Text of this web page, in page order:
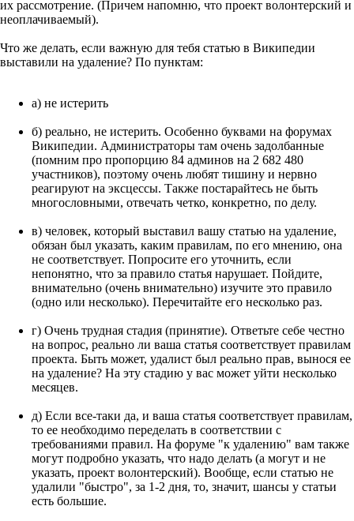
их рассмотрение. (Причем напомню, что проект волонтерский и
неоплачиваемый).
Что же делать, если важную для тебя статью в Википедии
выставили на удаление? По пунктам:
а) не истерить
б) реально, не истерить. Особенно буквами на форумах
Википедии. Администраторы там очень задолбанные
(помним про пропорцию 84 админов на 2 682 480
участников), поэтому очень любят тишину и нервно
реагируют на эксцессы. Также постарайтесь не быть
многословными, отвечать четко, конкретно, по делу.
в) человек, который выставил вашу статью на удаление,
обязан был указать, каким правилам, по его мнению, она
не соответствует. Попросите его уточнить, если
непонятно, что за правило статья нарушает. Пойдите,
внимательно (очень внимательно) изучите это правило
(одно или несколько). Перечитайте его несколько раз.
г) Очень трудная стадия (принятие). Ответьте себе честно
на вопрос, реально ли ваша статья соответствует правилам
проекта. Быть может, удалист был реально прав, вынося ее
на удаление? На эту стадию у вас может уйти несколько
месяцев.
д) Если все-таки да, и ваша статья соответствует правилам,
то ее необходимо переделать в соответствии с
требованиями правил. На форуме "к удалению" вам также
могут подробно указать, что надо делать (а могут и не
указать, проект волонтерский). Вообще, если статью не
удалили "быстро", за 1-2 дня, то, значит, шансы у статьи
есть большие.